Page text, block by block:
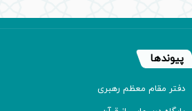
پیوندها
دفتر مقام معظم رهبری